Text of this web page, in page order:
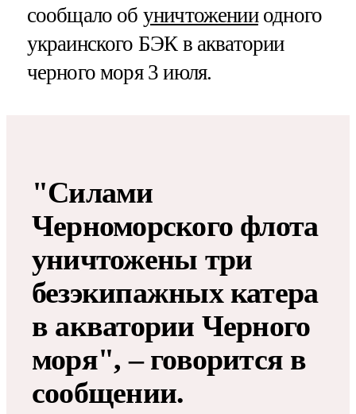
сообщало об уничтоженииодного
украинского БЭК в акватории
черного моря 3 июля.
"Силами
Черноморского флота
уничтожены три
безэкипажных катера
в акватории Черного
моря", – говорится в
сообщении.